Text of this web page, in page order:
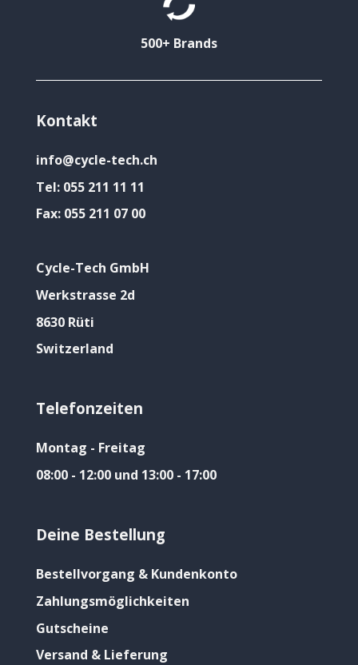
500+ Brands
Kontakt
info@cycle-tech.ch
Tel: 055 211 11 11
Fax: 055 211 07 00
Cycle-Tech GmbH
Werkstrasse 2d
8630 Rüti
Switzerland
Telefonzeiten
Montag - Freitag
08:00 - 12:00 und 13:00 - 17:00
Deine Bestellung
Bestellvorgang & Kundenkonto
Zahlungsmöglichkeiten
Gutscheine
Versand & Lieferung